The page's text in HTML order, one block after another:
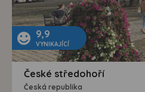
9,9
VYNIKAJÍCÍ
České středohoří
Česká republika